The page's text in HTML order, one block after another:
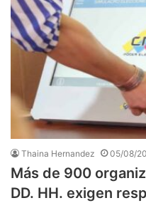
Thaina Hernandez 05/08/
Más de 900
DD. HH. exigen